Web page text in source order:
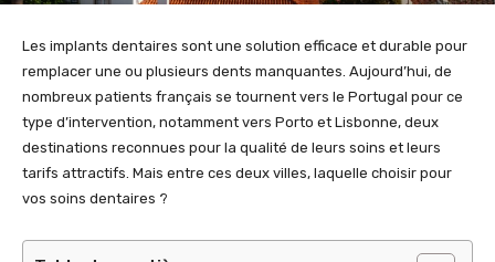
Les implants dentaires sont une solution efficace et durable pour
remplacer une ou plusieurs dents manquantes. Aujourd’hui, de
nombreux patients français se tournent vers le Portugal pour ce
type d’intervention, notamment vers Porto et Lisbonne, deux
destinations reconnues pour la qualité de leurs soins et leurs
tarifs attractifs. Mais entre ces deux villes, laquelle choisir pour
vos soins dentaires ?